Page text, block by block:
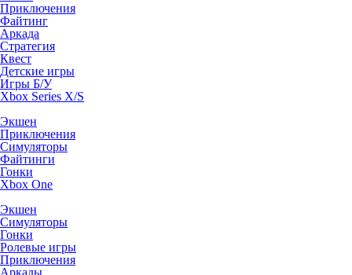
Приключения
Файтинг
Аркада
Стратегия
Квест
Детские игры
Игры Б/У
Xbox Series X/S
Экшен
Приключения
Симуляторы
Файтинги
Гонки
Xbox One
Экшен
Симуляторы
Гонки
Ролевые игры
Приключения
Аркады